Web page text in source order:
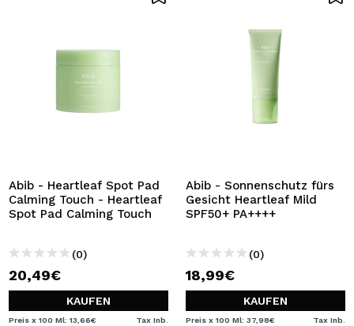
Abib - Heartleaf Spot Pad
Calming Touch - Heartleaf
Spot Pad Calming Touch
(0)
20,49€
KAUFEN
Preis x 100 Ml: 13,66€ Tax Inb.
Abib - Sonnenschutz fürs
Gesicht Heartleaf Mild
SPF50+ PA++++
(0)
18,99€
KAUFEN
Preis x 100 Ml: 37,98€ Tax Inb.